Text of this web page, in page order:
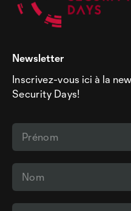
Newsletter
Inscrivez-vous ici à la
Security Days!